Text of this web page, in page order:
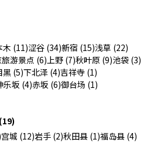
木 (11)涩谷 (34)新宿 (15)浅草 (22)
游景点 (6) 上野 (7)秋叶原 (9)池袋 (3)
黑 (5)下北泽 (4)吉祥寺 (1)
乐坂 (4)赤坂 (6)御台场 (1)
宫城 (12)岩手 (2)秋田县 (1)福岛县 (4)